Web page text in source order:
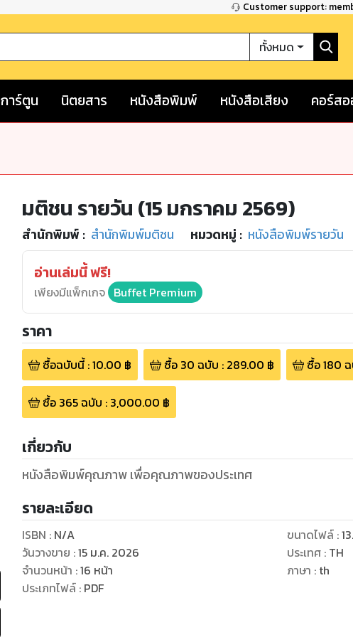
Customer support:
ทั้งหมด
การ์ตูน นิตยสาร หนังสือพิมพ์ หนังสือเสียง คอร์ส
มติชน รายวัน (15 มกราคม 2569)
สำนักพิมพ์ : สำนักพิมพ์มติชน หมวดหมู่ : หนังสือพิมพ์รายวัน
อ่านเล่มนี้ ฟรี!
เพียงมีแพ็กเกจ Buffet Premium
ราคา
ซื้อฉบับนี้:10.00 ฿ ซื้อ 30 ฉบับ : 289.00 ฿ ซื้อ180
ซื้อ 365ฉบับ : 3,000.00 ฿
เกี่ยวกับ
หนังสือพิมพ์คุณภาพ เพื่อคุณภาพของประเทศ
รายละเอียด
ISBN : N/A
วันวางขาย :15 ม.ค. 2026
จำนวนหน้า :16 หน้า
ประเภทไฟล์: PDF
ขนาดไฟล์:
ประเทศ : TH
ภาษา : th